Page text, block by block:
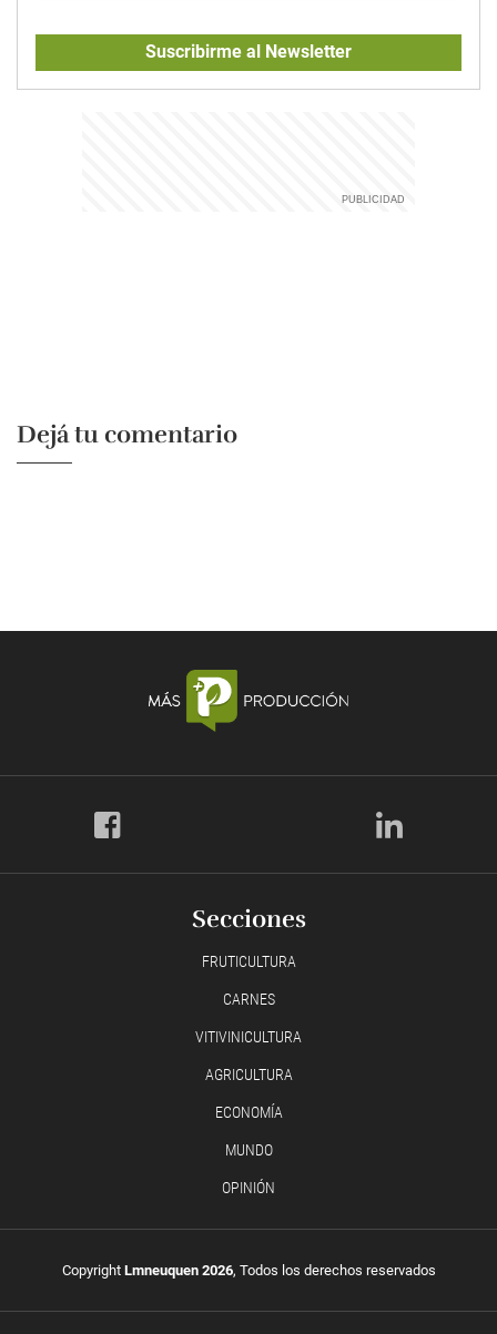
Suscribirme al Newsletter
Dejá tu comentario
Secciones
FRUTICULTURA
CARNES
VITIVINICULTURA
AGRICULTURA
ECONOMÍA
MUNDO
OPINIÓN
Copyright Lmneuquen 2026, Todos los derechos reservados